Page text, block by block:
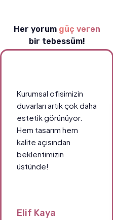
Her yorum güç veren
bir tebessüm!
Kurumsal ofisimizin
duvarları artık çok daha
estetik görünüyor.
Hem tasarım hem
kalite açısından
beklentimizin
üstünde!
Elif Kaya